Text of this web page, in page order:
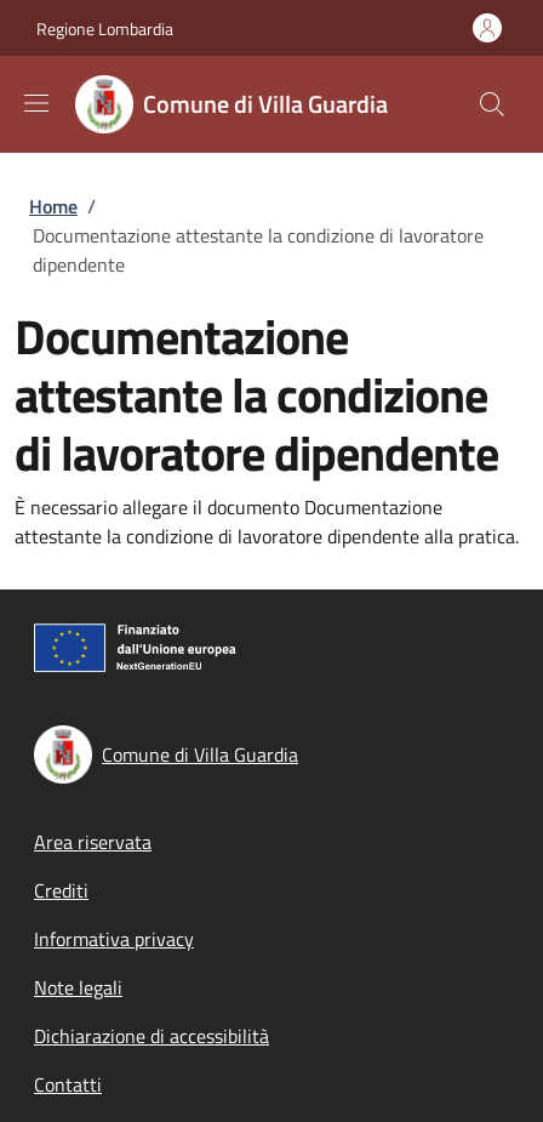
Regione Lombardia
Comune di Villa Guardia
Briciole di pane
Home /
Documentazione attestante la condizione di lavoratore
dipendente
Documentazione
attestante la condizione
di lavoratore dipendente
È necessario allegare il documento Documentazione
attestante la condizione di lavoratore dipendente alla pratica.
Comune di Villa Guardia
Footer menu
Area riservata
Crediti
Informativa privacy
Note legali
Dichiarazione di accessibilità
Contatti